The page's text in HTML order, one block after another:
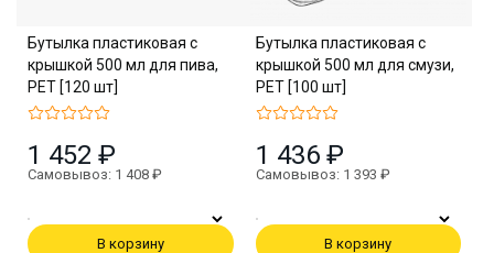
Бутылка пластиковая с
крышкой 500 мл для пива,
PET [120 шт]
1 452 ₽
Самовывоз: 1 408 ₽
В корзину
Бутылка пластиковая с
крышкой 500 мл для смузи,
PET [100 шт]
1 436 ₽
Самовывоз: 1 393 ₽
В корзину